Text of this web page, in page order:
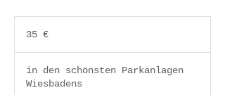
35 €
in den schönsten Parkanlagen
Wiesbadens